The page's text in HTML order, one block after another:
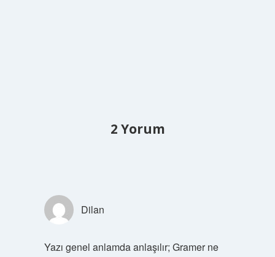
2 Yorum
Dilan
Yazı genel anlamda anlaşılır; Gramer ne